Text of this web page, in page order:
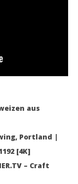
aus
Portland |
[4K]
– Craft